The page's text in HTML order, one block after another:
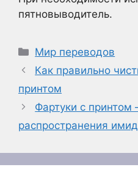
пятновыводитель.
Рубрики
Мир переводов
Как правильно
принтом
Фартуки с принтом
распространения